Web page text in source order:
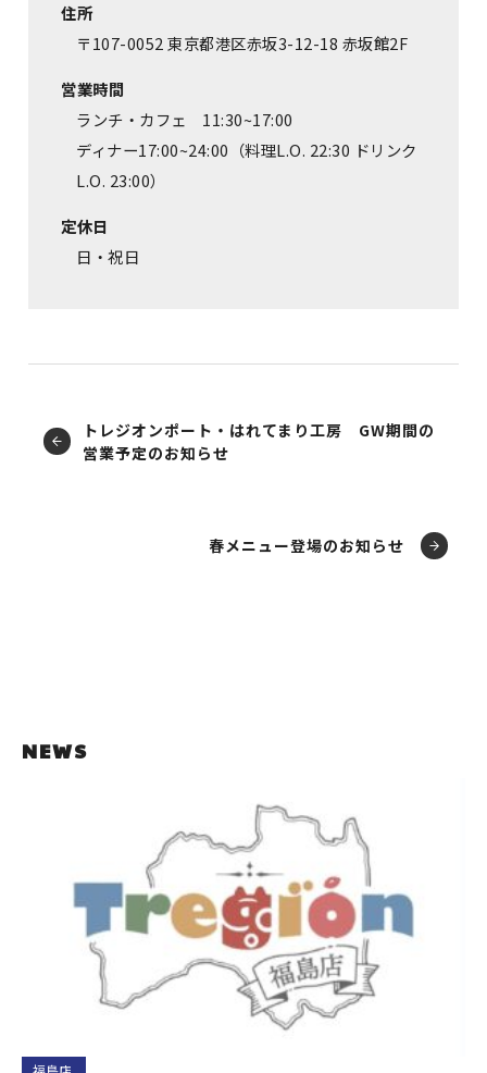
住所
〒107-0052 東京都港区赤坂3-12-18 赤坂館2F
営業時間
ランチ・カフェ 11:30~17:00
ディナー17:00~24:00（料理L.O. 22:30 ドリンク
L.O. 23:00）
定休日
日・祝日
トレジオンポート・はれてまり工房 GW期間の
営業予定のお知らせ
春メニュー登場のお知らせ
NEWS